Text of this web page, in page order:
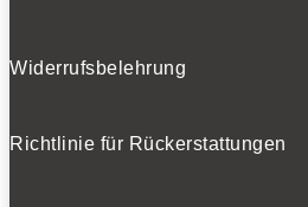
Widerrufsbelehrung
Richtlinie für Rückerstattungen